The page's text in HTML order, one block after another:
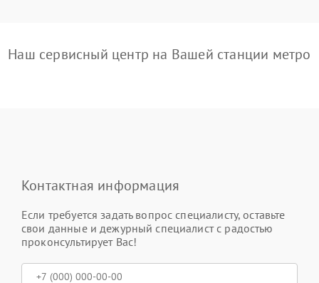
Наш сервисный центр на Вашей станции метро
Контактная информация
Если требуется задать вопрос специалисту, оставьте
свои данные и дежурный специалист с радостью
проконсультирует Вас!